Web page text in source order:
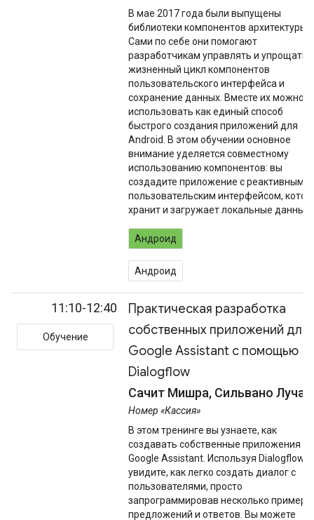
В мае 2017 года были выпущены
библиотеки компонентов архитектуры.
Сами по себе они помогают
разработчикам управлять и упрощать
жизненный цикл компонентов
пользовательского интерфейса и
сохранение данных. Вместе их можно
использовать как единый способ
быстрого создания приложений для
Android. В этом обучении основное
внимание уделяется совместному
использованию компонентов: вы
создадите приложение с реактивным
пользовательским интерфейсом,
хранит и загружает локальные данные.
Андроид
Андроид
11:10-12:40
Обучение
Практическая разработка
собственных приложений для
Google Assistant с помощью
Dialogflow
Сачит Мишра, Сильвано
Номер «Кассия»
В этом тренинге вы узнаете, как
создавать собственные приложения
Google Assistant. Используя Dialogflow,
увидите, как легко создать диалог с
пользователями, просто
запрограммировав несколько
предложений и ответов. Вы можете